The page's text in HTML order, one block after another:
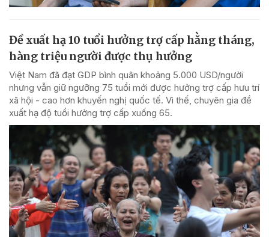
Đề xuất hạ 10 tuổi hưởng trợ cấp hằng tháng,
hàng triệu người được thụ hưởng
Việt Nam đã đạt GDP bình quân khoảng 5.000 USD/người
nhưng vẫn giữ ngưỡng 75 tuổi mới được hưởng trợ cấp hưu trí
xã hội - cao hơn khuyến nghị quốc tế. Vì thế, chuyên gia đề
xuất hạ độ tuổi hưởng trợ cấp xuống 65.